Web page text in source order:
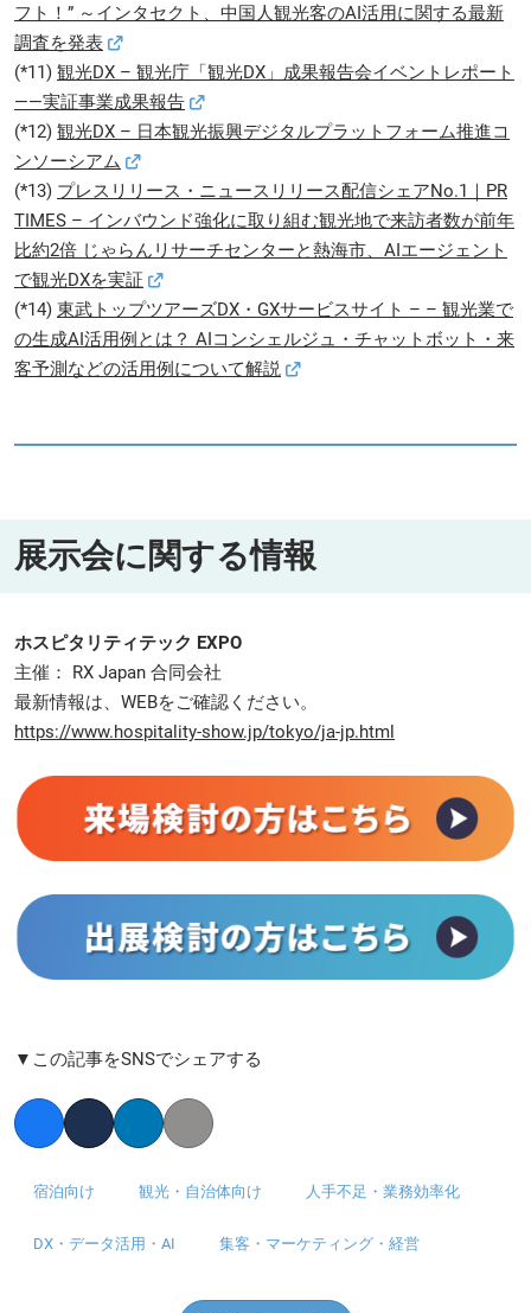
フト！” ～インタセクト、中国人観光客のAI活用に関する最新
調査を発表
(*11) 観光DX – 観光庁「観光DX」成果報告会イベントレポート
――実証事業成果報告
(*12) 観光DX – 日本観光振興デジタルプラットフォーム推進コ
ンソーシアム
(*13) プレスリリース・ニュースリリース配信シェアNo.1｜PR
TIMES – インバウンド強化に取り組む観光地で来訪者数が前年
比約2倍 じゃらんリサーチセンターと熱海市、AIエージェント
で観光DXを実証
(*14) 東武トップツアーズDX・GXサービスサイト – – 観光業で
の生成AI活用例とは？ AIコンシェルジュ・チャットボット・来
客予測などの活用例について解説
展示会に関する情報
ホスピタリティテック EXPO
主催： RX Japan 合同会社
最新情報は、WEBをご確認ください。
https://www.hospitality-show.jp/tokyo/ja-jp.html
▼この記事をSNSでシェアする
FacebookTwitterLinkedInCopy link
宿泊向け 観光・自治体向け 人手不足・業務効率化
DX・データ活用・AI 集客・マーケティング・経営